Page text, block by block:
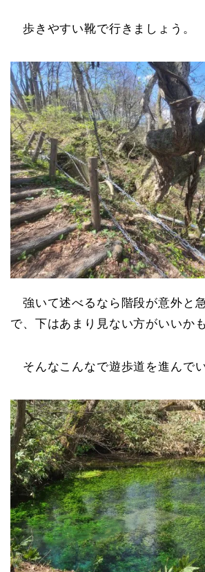
歩きやすい靴で行きましょう。
強いて述べるなら階段が意外と
で、下はあまり見ない方がいいか
そんなこんなで遊歩道を進んで